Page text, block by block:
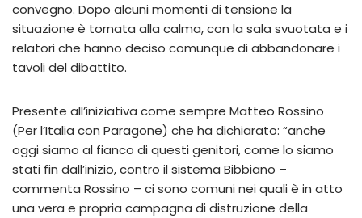
convegno. Dopo alcuni momenti di tensione la
situazione è tornata alla calma, con la sala svuotata e i
relatori che hanno deciso comunque di abbandonare i
tavoli del dibattito.
Presente all’iniziativa come sempre Matteo Rossino
(Per l’Italia con Paragone) che ha dichiarato: “anche
oggi siamo al fianco di questi genitori, come lo siamo
stati fin dall’inizio, contro il sistema Bibbiano –
commenta Rossino – ci sono comuni nei quali è in atto
una vera e propria campagna di distruzione della